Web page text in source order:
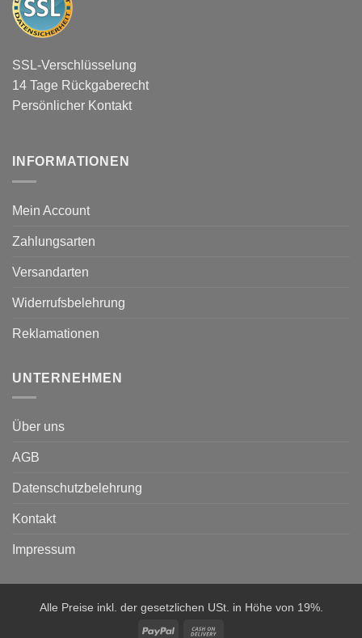
SSL-Verschlüsselung
14 Tage Rückgaberecht
Persönlicher Kontakt
INFORMATIONEN
Mein Account
Zahlungsarten
Versandarten
Widerrufsbelehrung
Reklamationen
UNTERNEHMEN
Über uns
AGB
Datenschutzbelehrung
Kontakt
Impressum
Alle Preise inkl. der gesetzlichen USt. in Höhe von 19%.
PayPal